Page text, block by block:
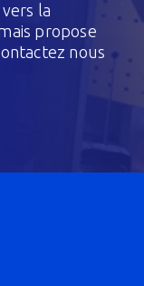
la
propose
nous